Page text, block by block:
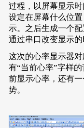
过程，以屏幕显示
设定在屏幕什么位
示。之后生成一个
通过串口改变显示的
这次的心率显示器
有“当前心率”字样
前显示心率，还有
势。